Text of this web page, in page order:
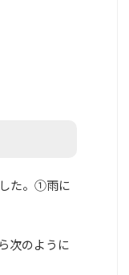
た。①雨に
次のように